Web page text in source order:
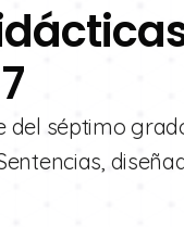
del séptimo